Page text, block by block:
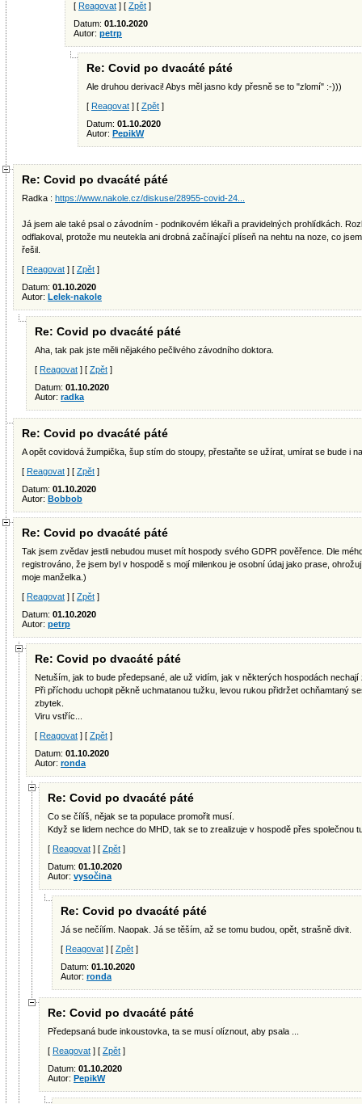
[ Reagovat ] [ Zpět ]
Datum: 01.10.2020
Autor: petrp
Re: Covid po dvacáté páté
Ale druhou derivaci! Abys měl jasno kdy přesně se to "zlomí" :-)))
[ Reagovat ] [ Zpět ]
Datum: 01.10.2020
Autor: PepikW
Re: Covid po dvacáté páté
Radka : https://www.nakole.cz/diskuse/28955-covid-24...
Já jsem ale také psal o závodním - podnikovém lékaři a pravidelných prohlídkách.
odflakoval, protože mu neutekla ani drobná začínající plíseň na nehtu na noze, co
řešil.
[ Reagovat ] [ Zpět ]
Datum: 01.10.2020
Autor: Lelek-nakole
Re: Covid po dvacáté páté
Aha, tak pak jste měli nějakého pečlivého závodního doktora.
[ Reagovat ] [ Zpět ]
Datum: 01.10.2020
Autor: radka
Re: Covid po dvacáté páté
A opět covidová žumpička, šup stím do stoupy, přestaňte se užírat, umírat se bude i
[ Reagovat ] [ Zpět ]
Datum: 01.10.2020
Autor: Bobbob
Re: Covid po dvacáté páté
Tak jsem zvědav jestli nebudou muset mít hospody svého GDPR pověřence. Dle
registrováno, že jsem byl v hospodě s mojí milenkou je osobní údaj jako prase,
moje manželka.)
[ Reagovat ] [ Zpět ]
Datum: 01.10.2020
Autor: petrp
Re: Covid po dvacáté páté
Netuším, jak to bude předepsané, ale už vidím, jak v některých hospodách
Při příchodu uchopit pěkně uchmatanou tužku, levou rukou přidržet ochňamtaný
zbytek.
Viru vstříc...
[ Reagovat ] [ Zpět ]
Datum: 01.10.2020
Autor: ronda
Re: Covid po dvacáté páté
Co se čílíš, nějak se ta populace promořit musí.
Když se lidem nechce do MHD, tak se to zrealizuje v hospodě přes společnou
[ Reagovat ] [ Zpět ]
Datum: 01.10.2020
Autor: vysočina
Re: Covid po dvacáté páté
Já se nečílím. Naopak. Já se těším, až se tomu budou, opět, strašně divit.
[ Reagovat ] [ Zpět ]
Datum: 01.10.2020
Autor: ronda
Re: Covid po dvacáté páté
Předepsaná bude inkoustovka, ta se musí olíznout, aby psala ...
[ Reagovat ] [ Zpět ]
Datum: 01.10.2020
Autor: PepikW